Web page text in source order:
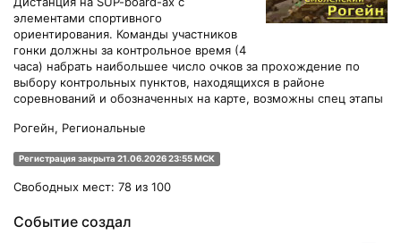
элементами спортивного
ориентирования. Команды участников
гонки должны за контрольное время (4
часа) набрать наибольшее число очков за прохождение по
выбору контрольных пунктов, находящихся в районе
соревнований и обозначенных на карте, возможны спец этапы
Рогейн, Региональные
Регистрация закрыта 21.06.2026 23:55 МСК
Свободных мест: 78 из 100
Событие создал